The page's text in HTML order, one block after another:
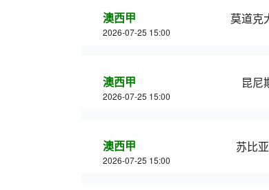
澳西甲
2026-07-25 15:00
莫道克
澳西甲
2026-07-25 15:00
昆尼
澳西甲
2026-07-25 15:00
苏比